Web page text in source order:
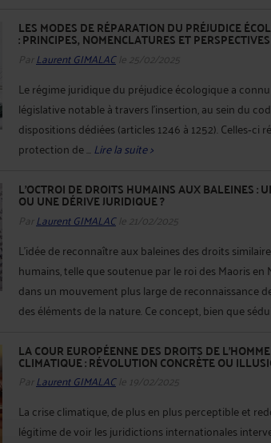
LES MODES DE RÉPARATION DU PRÉJUDICE
: PRINCIPES, NOMENCLATURES ET
Par Laurent GIMALACle 25/02/2025
Le régime juridique du préjudice écologique a
législative notable à travers l’insertion, au sein du
dispositions dédiées (articles 1246 à 1252). Celles‐ci
protection de ...Lire la suite >
L’OCTROI DE DROITS HUMAINS AUX BALEINES :
OU UNE DÉRIVE JURIDIQUE ?
Par Laurent GIMALACle 21/02/2025
L’idée de reconnaître aux baleines des droits
humains, telle que soutenue par le roi des Maoris en
dans un mouvement plus large de reconnaissance
des éléments de la nature. Ce concept, bien que
LA COUR EUROPÉENNE DES DROITS DE
CLIMATIQUE : RÉVOLUTION CONCRÈTE OU
Par Laurent GIMALACle 19/02/2025
La crise climatique, de plus en plus perceptible et
légitime de voir les juridictions internationales